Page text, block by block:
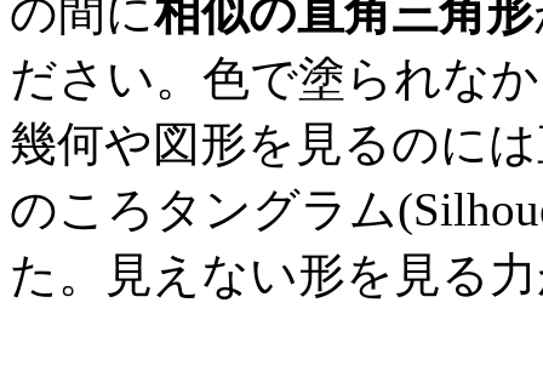
の間に相似の直角三角形
ださい。色で塗られな
幾何や図形を見るのに
のころタングラム
た。見えない形を見る